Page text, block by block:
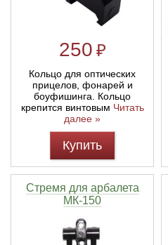
250 ₽
Кольцо для оптических
прицелов, фонарей и
боуфишинга. Кольцо
крепится винтовым Читать
далее »
Купить
Стремя для арбалета
МК-150